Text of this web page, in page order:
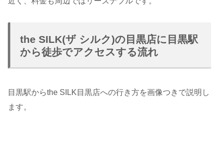
the SILK(ザ シルク)の目黒店に目黒駅
から徒歩でアクセスする流れ
目黒駅からthe SILK目黒店への行き方を画像つきで説明し
ます。